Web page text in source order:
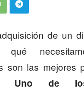
de un
qué
son las mejores
Uno de